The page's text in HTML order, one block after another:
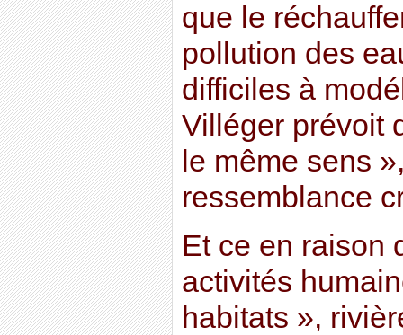
que le
pollution des
difficiles à
Villéger prévoit
le même sens
ressemblance
Et ce en raison
activités
habitats »,